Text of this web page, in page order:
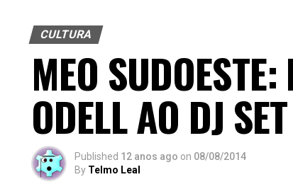
CULTURA
MEO
ODELL AO DJ
Published 12 anos ago on 08/08/2014
By Telmo Leal